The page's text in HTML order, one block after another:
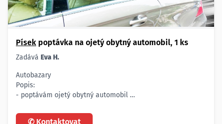
Písek poptávka na ojetý obytný automobil, 1 ks
Zadává Eva H.
Autobazary
Popis:
- poptávám ojetý obytný automobil
postel
✆ Kontaktovat